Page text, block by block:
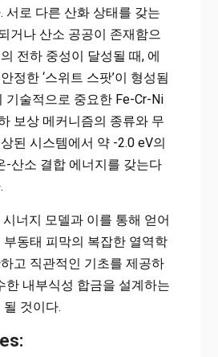
서로 다른 산화 상태를 갖는
거나 산소 공공이 존재함으
전하 중성이 달성될 때, 에
정한 ‘스위트 스팟’이 형성됨
기술적으로 중요한 Fe-Cr-Ni
보상 메커니즘의 종류와 무
된 시스템에서 약 -2.0 eV의
-산소 결합 에너지를 갖는다
너지 모델과 이를 통해 얻어
동태 피막의 복잡한 열역학
고 직관적인 기초를 제공하
한 내부식성 합금을 설계하는
것이다.